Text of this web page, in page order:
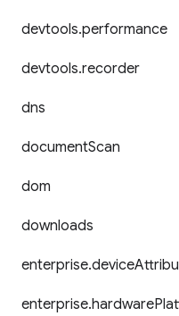
devtools.performance
devtools.recorder
dns
documentScan
dom
downloads
enterprise.device
enterprise.hardware